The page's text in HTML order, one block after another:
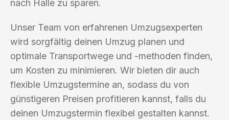
nach Halle zu sparen.
Unser Team von erfahrenen Umzugsexperten
wird sorgfältig deinen Umzug planen und
optimale Transportwege und -methoden finden,
um Kosten zu minimieren. Wir bieten dir auch
flexible Umzugstermine an, sodass du von
günstigeren Preisen profitieren kannst, falls du
deinen Umzugstermin flexibel gestalten kannst.